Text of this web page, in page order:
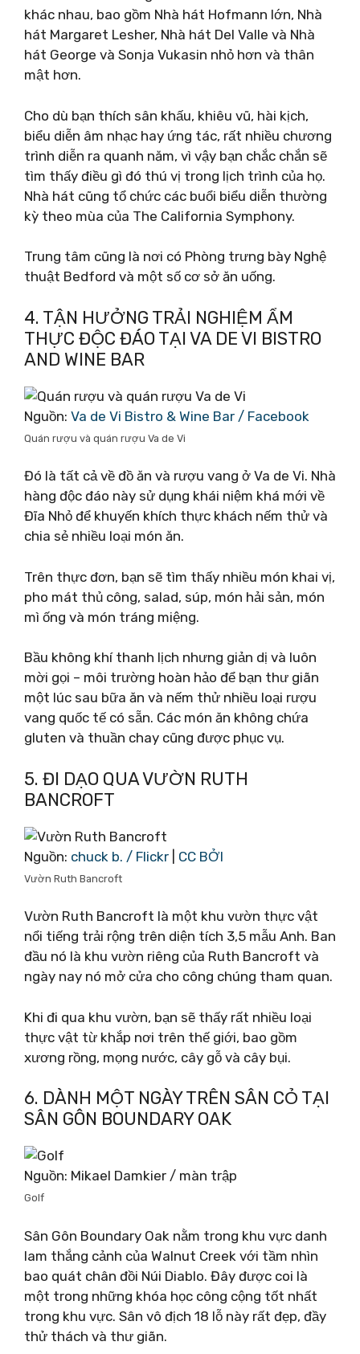
khác nhau, bao gồm Nhà hát Hofmann lớn, Nhà
hát Margaret Lesher, Nhà hát Del Valle và Nhà
hát George và Sonja Vukasin nhỏ hơn và thân
mật hơn.
Cho dù bạn thích sân khấu, khiêu vũ, hài kịch,
biểu diễn âm nhạc hay ứng tác, rất nhiều chương
trình diễn ra quanh năm, vì vậy bạn chắc chắn sẽ
tìm thấy điều gì đó thú vị trong lịch trình của họ.
Nhà hát cũng tổ chức các buổi biểu diễn thường
kỳ theo mùa của The California Symphony.
Trung tâm cũng là nơi có Phòng trưng bày Nghệ
thuật Bedford và một số cơ sở ăn uống.
4. TẬN HƯỞNG TRẢI NGHIỆM ẨM
THỰC ĐỘC ĐÁO TẠI VA DE VI BISTRO
AND WINE BAR
Nguồn: Va de Vi Bistro & Wine Bar / Facebook
Quán rượu và quán rượu Va de Vi
Đó là tất cả về đồ ăn và rượu vang ở Va de Vi. Nhà
hàng độc đáo này sử dụng khái niệm khá mới về
Đĩa Nhỏ để khuyến khích thực khách nếm thử và
chia sẻ nhiều loại món ăn.
Trên thực đơn, bạn sẽ tìm thấy nhiều món khai vị,
pho mát thủ công, salad, súp, món hải sản, món
mì ống và món tráng miệng.
Bầu không khí thanh lịch nhưng giản dị và luôn
mời gọi – môi trường hoàn hảo để bạn thư giãn
một lúc sau bữa ăn và nếm thử nhiều loại rượu
vang quốc tế có sẵn. Các món ăn không chứa
gluten và thuần chay cũng được phục vụ.
5. ĐI DẠO QUA VƯỜN RUTH
BANCROFT
Nguồn: chuck b. / Flickr CC BỞI
Vườn Ruth Bancroft
Vườn Ruth Bancroft là một khu vườn thực vật
nổi tiếng trải rộng trên diện tích 3,5 mẫu Anh. Ban
đầu nó là khu vườn riêng của Ruth Bancroft và
ngày nay nó mở cửa cho công chúng tham quan.
Khi đi qua khu vườn, bạn sẽ thấy rất nhiều loại
thực vật từ khắp nơi trên thế giới, bao gồm
xương rồng, mọng nước, cây gỗ và cây bụi.
6. DÀNH MỘT NGÀY TRÊN SÂN CỎ TẠI
SÂN GÔN BOUNDARY OAK
Nguồn: Mikael Damkier / màn trập
Golf
Sân Gôn Boundary Oak nằm trong khu vực danh
lam thắng cảnh của Walnut Creek với tầm nhìn
bao quát chân đồi Núi Diablo. Đây được coi là
một trong những khóa học công cộng tốt nhất
trong khu vực. Sân vô địch 18 lỗ này rất đẹp, đầy
thử thách và thư giãn.